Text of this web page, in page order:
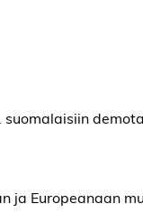
ja Europeanaan